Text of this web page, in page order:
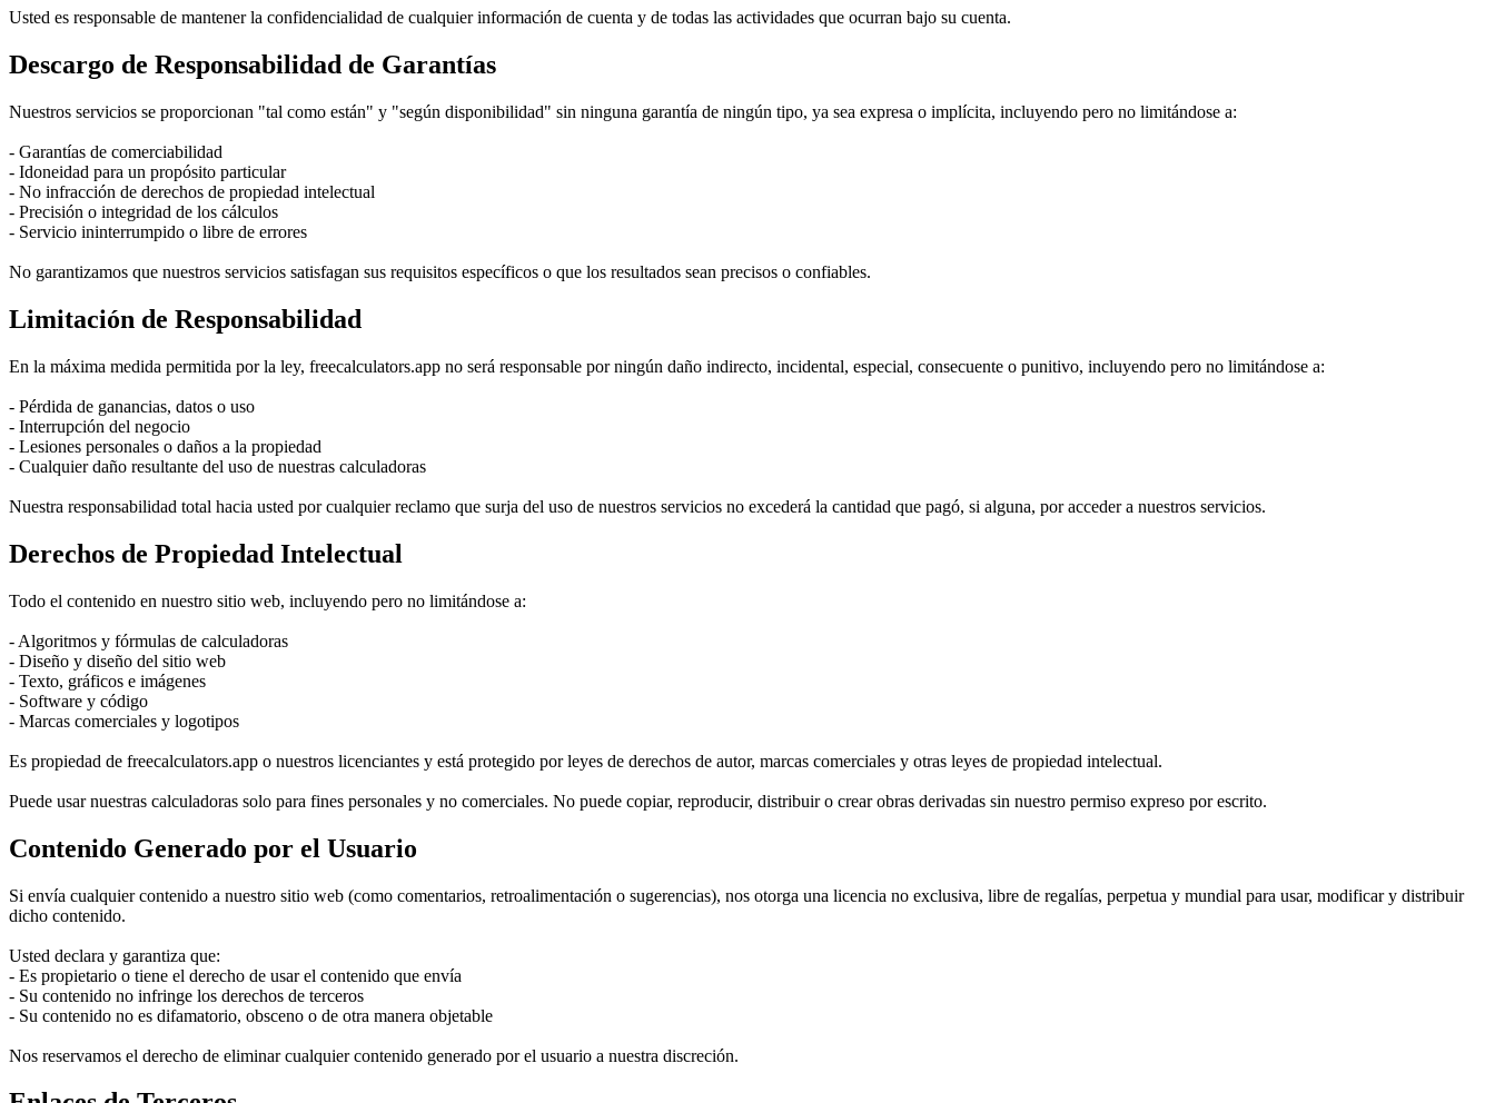
Usted es responsable de mantener la confidencialidad de cualquier información de cuenta y de todas las actividades que ocurran bajo su cuenta.
Descargo de Responsabilidad de Garantías
Nuestros servicios se proporcionan "tal como están" y "según disponibilidad" sin ninguna garantía de ningún tipo, ya sea expresa o implícita, incluyendo pero no limitándose a:
- Garantías de comerciabilidad
- Idoneidad para un propósito particular
- No infracción de derechos de propiedad intelectual
- Precisión o integridad de los cálculos
- Servicio ininterrumpido o libre de errores
No garantizamos que nuestros servicios satisfagan sus requisitos específicos o que los resultados sean precisos o confiables.
Limitación de Responsabilidad
En la máxima medida permitida por la ley, freecalculators.app no será responsable por ningún daño indirecto, incidental, especial, consecuente o punitivo, incluyendo pero no limitándose a:
- Pérdida de ganancias, datos o uso
- Interrupción del negocio
- Lesiones personales o daños a la propiedad
- Cualquier daño resultante del uso de nuestras calculadoras
Nuestra responsabilidad total hacia usted por cualquier reclamo que surja del uso de nuestros servicios no excederá la cantidad que pagó, si alguna, por acceder a nuestros servicios.
Derechos de Propiedad Intelectual
Todo el contenido en nuestro sitio web, incluyendo pero no limitándose a:
- Algoritmos y fórmulas de calculadoras
- Diseño y diseño del sitio web
- Texto, gráficos e imágenes
- Software y código
- Marcas comerciales y logotipos
Es propiedad de freecalculators.app o nuestros licenciantes y está protegido por leyes de derechos de autor, marcas comerciales y otras leyes de propiedad intelectual.
Puede usar nuestras calculadoras solo para fines personales y no comerciales. No puede copiar, reproducir, distribuir o crear obras derivadas sin nuestro permiso expreso por escrito.
Contenido Generado por el Usuario
Si envía cualquier contenido a nuestro sitio web (como comentarios, retroalimentación o sugerencias), nos otorga una licencia no exclusiva, libre de regalías, perpetua y mundial para usar, modificar y distribuir
dicho contenido.
Usted declara y garantiza que:
- Es propietario o tiene el derecho de usar el contenido que envía
- Su contenido no infringe los derechos de terceros
- Su contenido no es difamatorio, obsceno o de otra manera objetable
Nos reservamos el derecho de eliminar cualquier contenido generado por el usuario a nuestra discreción.